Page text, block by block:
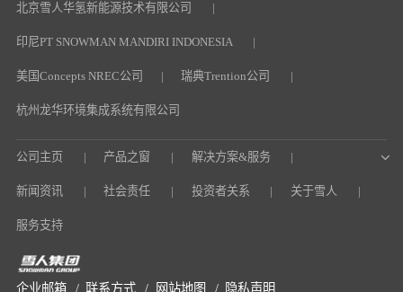
北京雪人华氢新能源技术有限公司
印尼PT SNOWMAN MANDIRI INDONESIA
美国Concepts NREC公司 瑞典Trention公司
杭州龙华环境集成系统有限公司
公司主页 产品之窗 解决方案&服务
新闻资讯 社会责任 投资者关系 关于雪人
服务支持
企业邮箱 联系方式 网站地图 隐私声明